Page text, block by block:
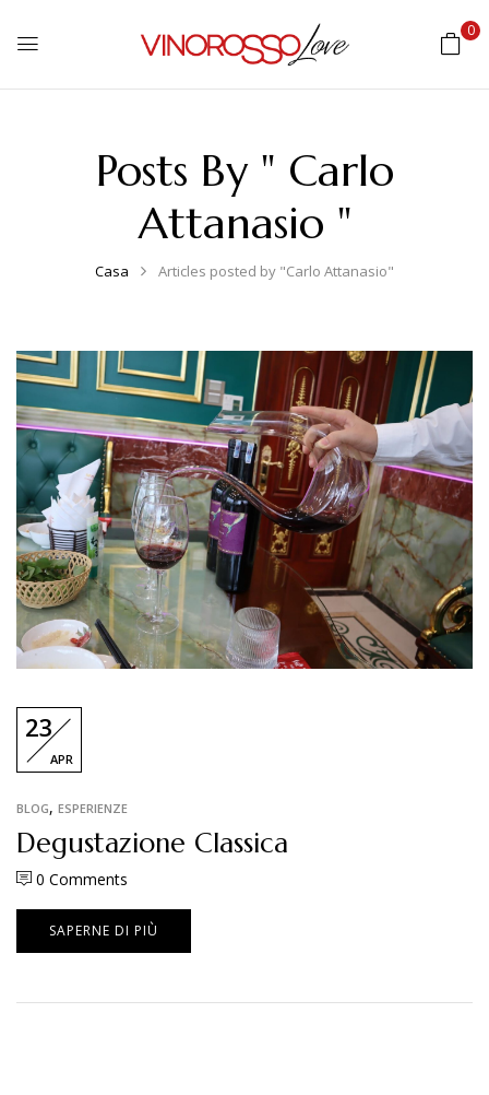
0
Posts By " Carlo
Attanasio "
Casa Articles posted by "Carlo Attanasio"
23
APR
BLOG, ESPERIENZE
Degustazione Classica
0 Comments
SAPERNE DI PIÙ